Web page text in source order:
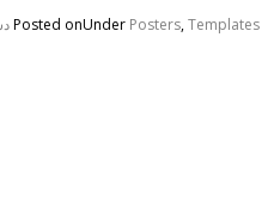
Posted onUnder Posters,Templates